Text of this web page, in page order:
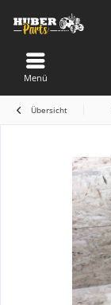
Menü
Übersicht